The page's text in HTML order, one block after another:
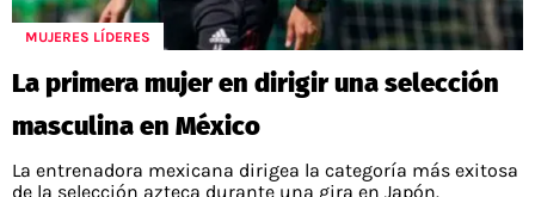
MUJERES LÍDERES
La primera mujer en dirigir una selección
masculina en México
La entrenadora mexicana dirigea la categoría más exitosa
de la selección azteca durante una gira en Japón.